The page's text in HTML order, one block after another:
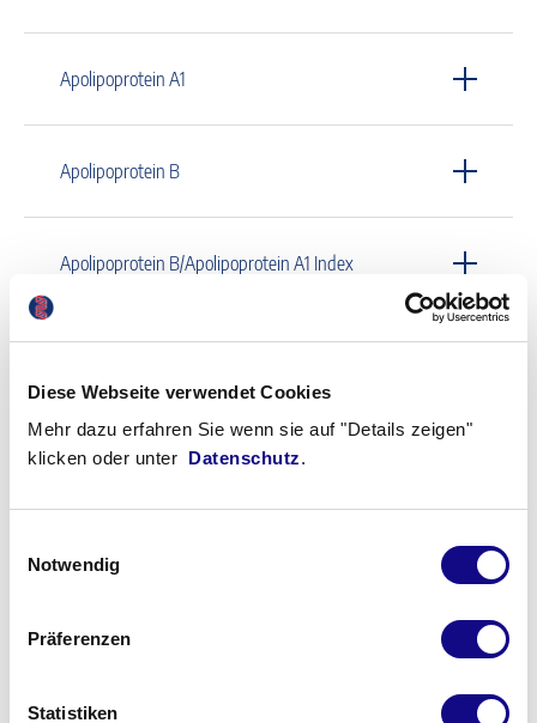
Diese Webseite verwendet Cookies
Mehr dazu erfahren Sie wenn sie auf "Details zeigen"
klicken oder unter Datenschutz.
Notwendig
Präferenzen
Statistiken
Apolipoprotein A1
Apolipoprotein B
Apolipoprotein B/Apolipoprotein A1 Index
Apolipoprotein-E-Genotyp
Aquaporin-4-Ak